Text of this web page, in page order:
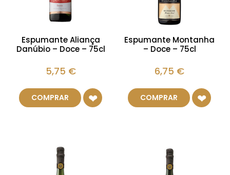
Espumante Aliança
Danúbio – Doce – 75cl
5,75 €
COMPRAR
Espumante Montanha
– Doce – 75cl
6,75 €
COMPRAR